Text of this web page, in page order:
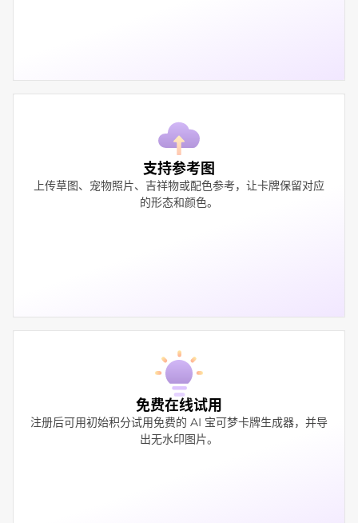
支持参考图
上传草图、宠物照片、吉祥物或配色参考，让卡牌保留对应
的形态和颜色。
免费在线试用
注册后可用初始积分试用免费的 AI 宝可梦卡牌生成器，并导
出无水印图片。